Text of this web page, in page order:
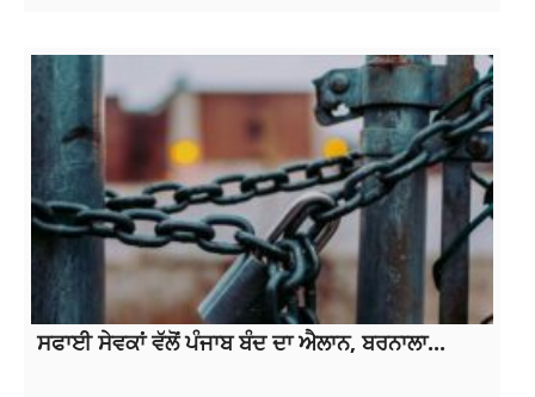
ਸਫਾਈ ਸੇਵਕਾਂ ਵੱਲੋਂ ਪੰਜਾਬ ਬੰਦ ਦਾ ਐਲਾਨ, ਬਰਨਾਲਾ...